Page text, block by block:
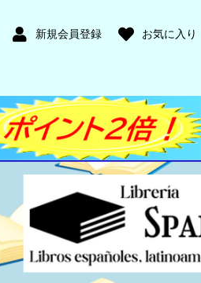
新規会員登録 お気に入り